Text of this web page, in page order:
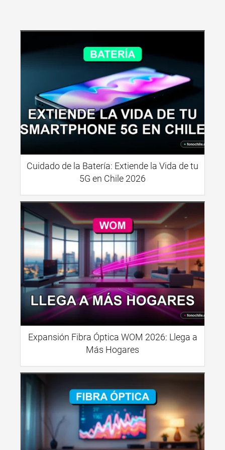
Cuidado de la Batería: Extiende la Vida de tu
5G en Chile 2026
Expansión Fibra Óptica WOM 2026: Llega a
Más Hogares